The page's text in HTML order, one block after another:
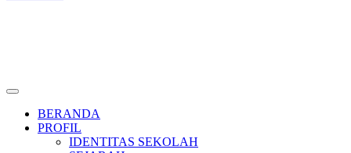
BERANDA
PROFIL
IDENTITAS SEKOLAH